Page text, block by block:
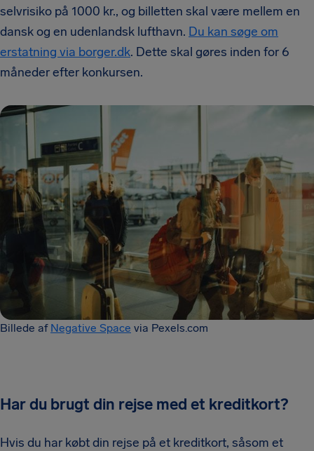
selvrisiko på 1000 kr., og billetten skal være mellem en
dansk og en udenlandsk lufthavn. Du kan søge om
erstatning via borger.dk. Dette skal gøres inden for 6
måneder efter konkursen.
Billede af Negative Space via Pexels.com
Har du brugt din rejse med et kreditkort?
Hvis du har købt din rejse på et kreditkort, såsom et